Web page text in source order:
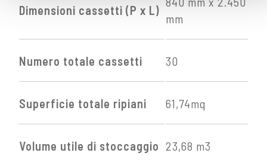
Dimensioni cassetti (P x L)
mm
Numero totale cassetti 30
Superficie totale ripiani 61,74mq
Volume utile di stoccaggio 23,68 m3